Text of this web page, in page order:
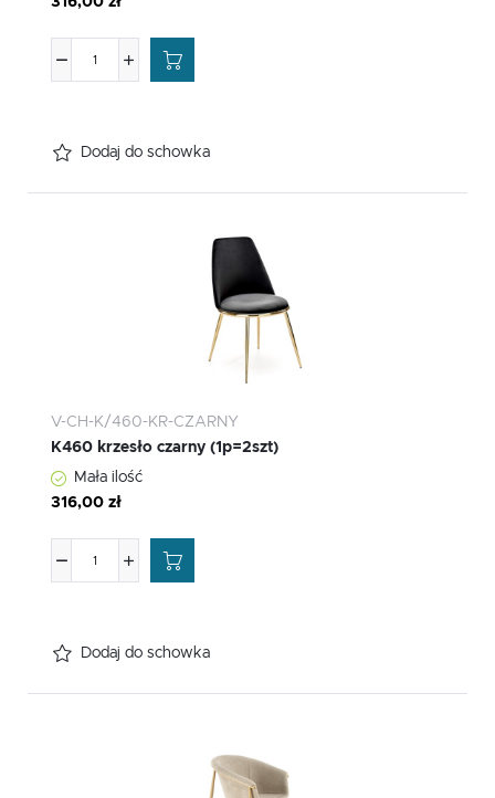
Dodaj do schowka
V-CH-K/460-KR-CZARNY
K460 krzesło czarny (1p=2szt)
Mała ilość
316,00 zł
Dodaj do schowka